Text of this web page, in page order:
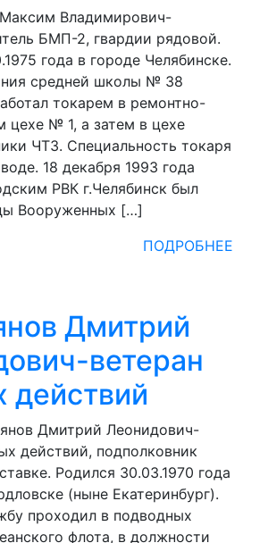
Владимирович-
БМП-2, гвардии рядовой.
года в городе Челябинске.
средней школы № 38
токарем в ремонтно-
цехе № 1, а затем в цехе
ЧТЗ. Специальность токаря
18 декабря 1993 года
РВК г.Челябинск был
Вооруженных […]
ПОДРОБНЕЕ
Дмитрий
ветеран
действий
Дмитрий Леонидович-
действий, подполковник
Родился 30.03.1970 года
(ныне Екатеринбург).
проходил в подводных
флота, в должности